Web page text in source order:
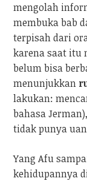
mengolah
membuka bab
terpisah dari
karena saat itu
belum bisa
menunjukkan
lakukan:
bahasa
tidak punya
Yang Afu
kehidupannya